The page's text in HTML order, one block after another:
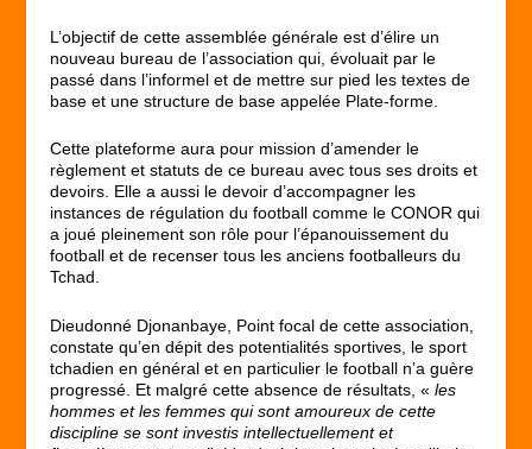
L’objectif de cette assemblée générale est d’élire un
nouveau bureau de l’association qui, évoluait par le
passé dans l’informel et de mettre sur pied les textes de
base et une structure de base appelée Plate-forme.
Cette plateforme aura pour mission d’amender le
règlement et statuts de ce bureau avec tous ses droits et
devoirs. Elle a aussi le devoir d’accompagner les
instances de régulation du football comme le CONOR qui
a joué pleinement son rôle pour l’épanouissement du
football et de recenser tous les anciens footballeurs du
Tchad.
Dieudonné Djonanbaye, Point focal de cette association,
constate qu’en dépit des potentialités sportives, le sport
tchadien en général et en particulier le football n’a guère
progressé. Et malgré cette absence de résultats, «les
hommes et les femmes qui sont amoureux de cette
discipline se sont investis intellectuellement et